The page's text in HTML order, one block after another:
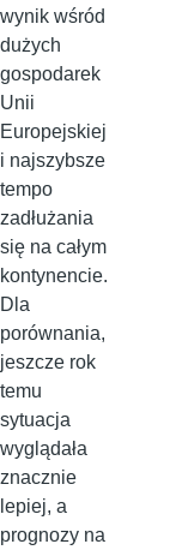
wynik wśród
dużych
gospodarek
Unii
Europejskiej
i najszybsze
tempo
zadłużania
się na całym
kontynencie.
Dla
porównania,
jeszcze rok
temu
sytuacja
wyglądała
znacznie
lepiej, a
prognozy na